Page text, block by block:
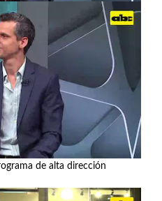
de alta dirección